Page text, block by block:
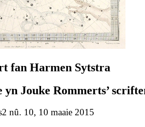
fan Harmen Sytstra
Jouke Rommerts’
nû. 10, 10 maaie 2015